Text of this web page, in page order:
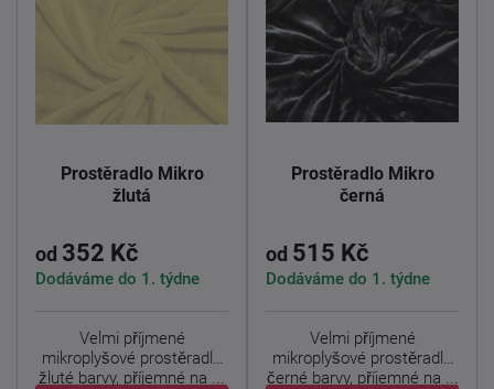
Prostěradlo Mikro
žlutá
od 352 Kč
Dodáváme do 1. týdne
Velmi příjmené
mikroplyšové prostěradlo
žluté barvy, příjemné na ...
Prostěradlo Mikro
černá
od 515 Kč
Dodáváme do 1. týdne
Velmi příjmené
mikroplyšové prostěradlo
černé barvy, příjemné na ...